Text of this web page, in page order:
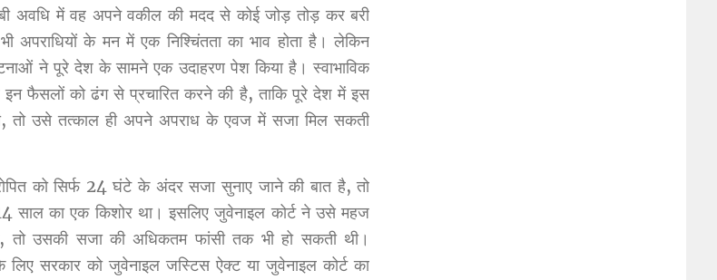
में वह अपने वकील की मदद से कोई जोड़ तोड़ कर बरी
अपराधियों के मन में एक निश्चिंतता का भाव होता है। लेकिन
ने पूरे देश के सामने एक उदाहरण पेश किया है। स्वाभाविक
फैसलों को ढंग से प्रचारित करने की है, ताकि पूरे देश में इस
तो उसे तत्काल ही अपने अपराध के एवज में सजा मिल सकती
को सिर्फ 24 घंटे के अंदर सजा सुनाए जाने की बात है, तो
साल का एक किशोर था। इसलिए जुवेनाइल कोर्ट ने उसे महज
तो उसकी सजा की अधिकतम फांसी तक भी हो सकती थी।
सरकार को जुवेनाइल जस्टिस ऐक्ट या जुवेनाइल कोर्ट का